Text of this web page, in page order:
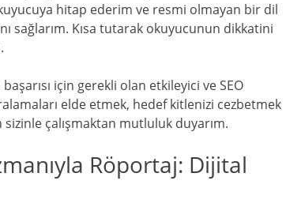
hitap ederim ve resmi olmayan bir dil
sağlarım. Kısa tutarak okuyucunun dikkatini
için gerekli olan etkileyici ve SEO
elde etmek, hedef kitlenizi cezbetmek
çalışmaktan mutluluk duyarım.
Röportaj: Dijital